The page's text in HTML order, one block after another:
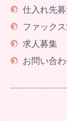
仕入れ先
ファック
求人募集
お問い合